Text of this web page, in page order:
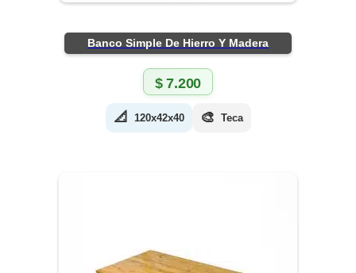
Banco Simple De Hierro Y Madera
$7.200
📐 120x42x40 🎨 Teca